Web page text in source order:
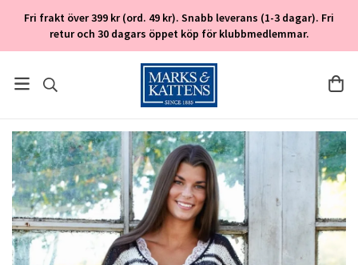
Fri frakt över 399 kr (ord. 49 kr). Snabb leverans (1-3 dagar). Fri
retur och 30 dagars öppet köp för klubbmedlemmar.